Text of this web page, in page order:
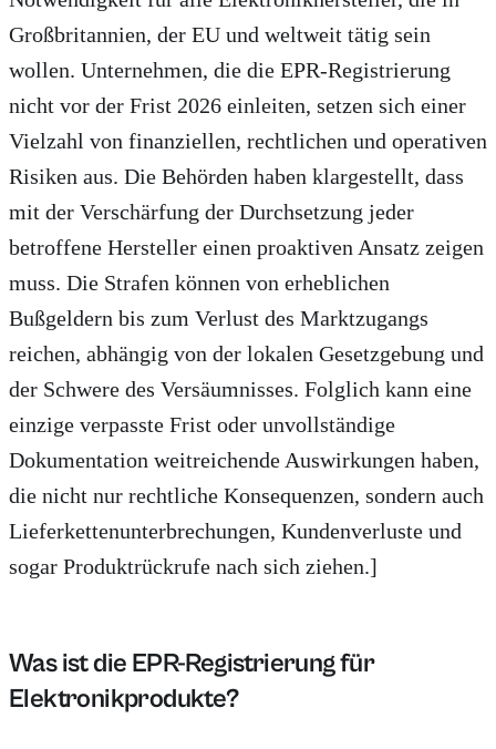
Großbritannien, der EU und weltweit tätig sein
wollen. Unternehmen, die die EPR-Registrierung
nicht vor der Frist 2026 einleiten, setzen sich einer
Vielzahl von finanziellen, rechtlichen und operativen
Risiken aus. Die Behörden haben klargestellt, dass
mit der Verschärfung der Durchsetzung jeder
betroffene Hersteller einen proaktiven Ansatz zeigen
muss. Die Strafen können von erheblichen
Bußgeldern bis zum Verlust des Marktzugangs
reichen, abhängig von der lokalen Gesetzgebung und
der Schwere des Versäumnisses. Folglich kann eine
einzige verpasste Frist oder unvollständige
Dokumentation weitreichende Auswirkungen haben,
die nicht nur rechtliche Konsequenzen, sondern auch
Lieferkettenunterbrechungen, Kundenverluste und
sogar Produktrückrufe nach sich ziehen.]
Was ist die EPR-Registrierung für
Elektronikprodukte?